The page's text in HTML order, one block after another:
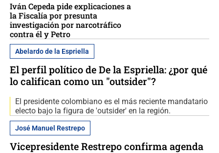
Iván Cepeda pide explicaciones a
la Fiscalía por presunta
investigación por narcotráfico
contra él y Petro
Abelardo de la Espriella
El perfil político de De la Espriella: ¿por qué
lo califican como un "outsider"?
El presidente colombiano es el más reciente mandatario
electo bajo la figura de 'outsider' en la región.
José Manuel Restrepo
Vicepresidente Restrepo confirma agenda